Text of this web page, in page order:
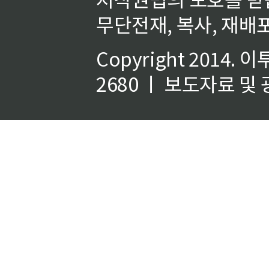
무단전재, 복사, 재배
Copyright 2014. 이
2680 ㅣ 보도자료